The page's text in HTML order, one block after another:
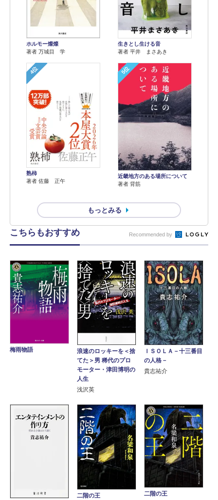
ホルモー燦燦
著者 万城目 学
生きとし生ける音
著者 平井 まさあき
4位
熟柿
著者 佐藤 正午
5位
近畿地方のある場所について
著者 背筋
もっとみる
こちらもおすすめ Recommended by
梅雨物語
浪速のロッキーを＜捨
てた＞男 稀代のプロ
モーター・津田博明の
人生
浅沢英
ＩＳＯＬＡ－十三番目
の人格－
貴志祐介
二階の王
二階の王